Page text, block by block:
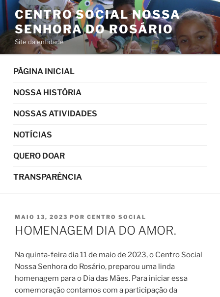
Pular
para
conteúdo
CENTRO SOCIAL NOSSA
SENHORA DO ROSÁRIO
Site da entidade
PÁGINA INICIAL
NOSSA HISTÓRIA
NOSSAS ATIVIDADES
NOTÍCIAS
QUERO DOAR
TRANSPARÊNCIA
PUBLICADO
EM
MAIO 13, 2023 POR CENTRO SOCIAL
HOMENAGEM DIA DO AMOR.
Na quinta-feira dia 11 de maio de 2023, o Centro Social
Nossa Senhora do Rosário, preparou uma linda
homenagem para o Dia das Mães. Para iniciar essa
comemoração contamos com a participação da